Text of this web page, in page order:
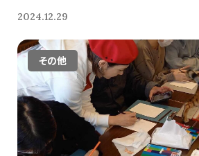
2024.12.29
その他